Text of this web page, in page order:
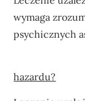
wymaga
psychicznych
hazardu?